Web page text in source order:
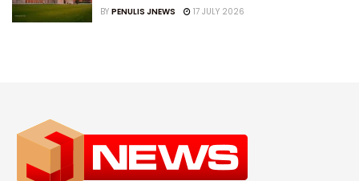
BY PENULIS JNEWS 17 JULY 2026